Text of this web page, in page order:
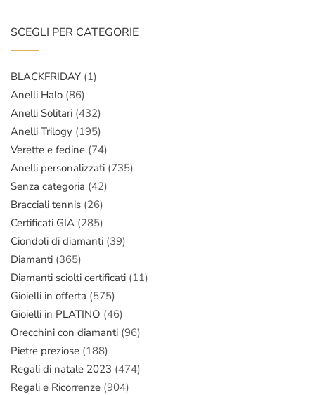
SCEGLI PER CATEGORIE
BLACKFRIDAY (1)
Anelli Halo (86)
Anelli Solitari (432)
Anelli Trilogy (195)
Verette e fedine (74)
Anelli personalizzati (735)
Senza categoria (42)
Bracciali tennis (26)
Certificati GIA (285)
Ciondoli di diamanti (39)
Diamanti (365)
Diamanti sciolti certificati (11)
Gioielli in offerta (575)
Gioielli in PLATINO (46)
Orecchini con diamanti (96)
Pietre preziose (188)
Regali di natale 2023 (474)
Regali e Ricorrenze (904)